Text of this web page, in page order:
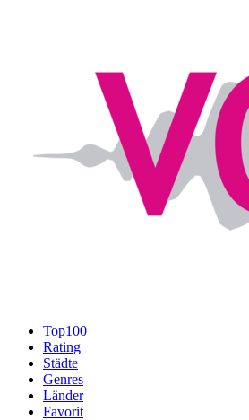
Top100
Rating
Städte
Genres
Länder
Favorit